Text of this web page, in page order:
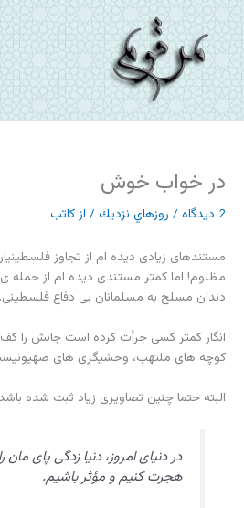
پرش
به
محتوا
در خواب خوش
2 دیدگاه / روزهاي نزديك / از کاتب
مستندهای زیادی دیده ام از تجاوز
مظلوم! اما کمتر مستندی دیده ام از حمله ی
دندان مسلح به مسلمانان بی دفاع فلسطینی.
انگار کمتر کسی جرأت کرده است جانش را
کوچه های ملتهب، وحشیگری های
البته حتما چنین تصاویری زیاد ثبت شده
در دنیای امروز، دنیا زدگی پای
هجرت کنیم و مؤثر باشیم.